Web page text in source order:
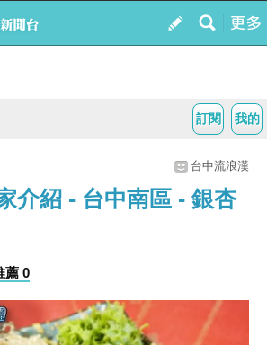
我的
訂閱
台中流浪漢
介紹 - 台中南區 - 銀杏
薦 0